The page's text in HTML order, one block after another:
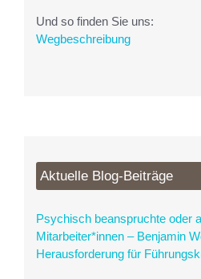
Und so finden Sie uns:
Wegbeschreibung
Aktuelle Blog-Beiträge
Psychisch beanspruchte oder
Mitarbeiter*innen – Benjamin
Herausforderung für